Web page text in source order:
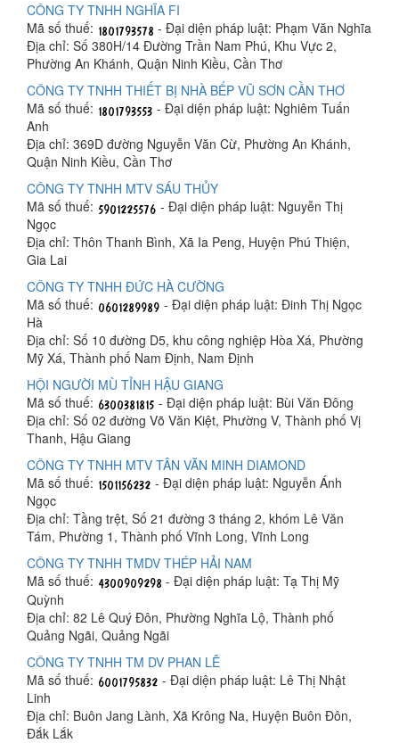
CÔNG TY TNHH NGHĨA FI
Mã số thuế:
- Đại diện pháp luật: Phạm Văn Nghĩa
Địa chỉ: Số 380H/14 Đường Trần Nam Phú, Khu Vực 2,
Phường An Khánh, Quận Ninh Kiều, Cần Thơ
CÔNG TY TNHH THIẾT BỊ NHÀ BẾP VŨ SƠN CẦN THƠ
Mã số thuế:
- Đại diện pháp luật: Nghiêm Tuấn
Anh
Địa chỉ: 369D đường Nguyễn Văn Cừ, Phường An Khánh,
Quận Ninh Kiều, Cần Thơ
CÔNG TY TNHH MTV SÁU THỦY
Mã số thuế:
- Đại diện pháp luật: Nguyễn Thị
Ngọc
Địa chỉ: Thôn Thanh Bình, Xã Ia Peng, Huyện Phú Thiện,
Gia Lai
CÔNG TY TNHH ĐỨC HÀ CƯỜNG
Mã số thuế:
- Đại diện pháp luật: Đinh Thị Ngọc
Hà
Địa chỉ: Số 10 đường D5, khu công nghiệp Hòa Xá, Phường
Mỹ Xá, Thành phố Nam Định, Nam Định
HỘI NGƯỜI MÙ TỈNH HẬU GIANG
Mã số thuế:
- Đại diện pháp luật: Bùi Văn Đông
Địa chỉ: Số 02 đường Võ Văn Kiệt, Phường V, Thành phố Vị
Thanh, Hậu Giang
CÔNG TY TNHH MTV TÂN VĂN MINH DIAMOND
Mã số thuế:
- Đại diện pháp luật: Nguyễn Ánh
Ngọc
Địa chỉ: Tầng trệt, Số 21 đường 3 tháng 2, khóm Lê Văn
Tám, Phường 1, Thành phố Vĩnh Long, Vĩnh Long
CÔNG TY TNHH TMDV THÉP HẢI NAM
Mã số thuế:
- Đại diện pháp luật: Tạ Thị Mỹ
Quỳnh
Địa chỉ: 82 Lê Quý Đôn, Phường Nghĩa Lộ, Thành phố
Quảng Ngãi, Quảng Ngãi
CÔNG TY TNHH TM DV PHAN LÊ
Mã số thuế:
- Đại diện pháp luật: Lê Thị Nhật
Linh
Địa chỉ: Buôn Jang Lành, Xã Krông Na, Huyện Buôn Đôn,
Đắk Lắk